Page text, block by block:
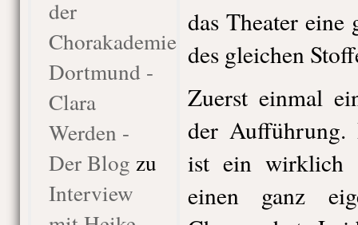
der
Chorakademie
Dortmund -
Clara
Werden -
Der Blog zu
Interview
das Theater eine
des gleichen
Zuerst einmal
der Aufführung.
ist ein wirklich
einen ganz